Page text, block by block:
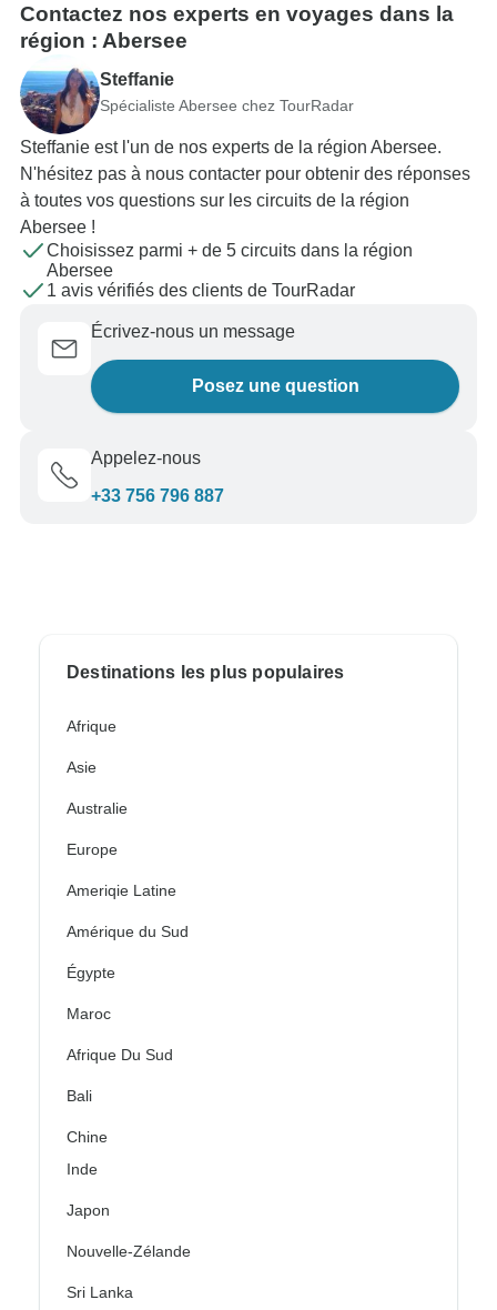
Contactez nos experts en voyages dans la
région : Abersee
Steffanie
Spécialiste Abersee chez TourRadar
Steffanie est l'un de nos experts de la région Abersee.
N'hésitez pas à nous contacter pour obtenir des réponses
à toutes vos questions sur les circuits de la région
Abersee !
Choisissez parmi + de 5 circuits dans la région
Abersee
1 avis vérifiés des clients de TourRadar
Écrivez-nous un message
Posez une question
Appelez-nous
+33 756 796 887
Destinations les plus populaires
Afrique
Asie
Australie
Europe
Ameriqie Latine
Amérique du Sud
Égypte
Maroc
Afrique Du Sud
Bali
Chine
Inde
Japon
Nouvelle-Zélande
Sri Lanka